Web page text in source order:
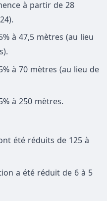
à partir de 28
à 47,5 mètres (au lieu
à 70 mètres (au lieu de
à 250 mètres.
été réduits de 125 à
a été réduit de 6 à 5